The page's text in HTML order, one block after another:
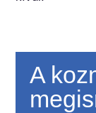
A